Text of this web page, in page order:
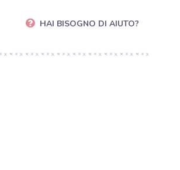
HAI BISOGNO DI AIUTO?